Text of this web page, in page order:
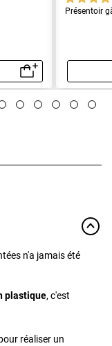
Présentoir
n'a jamais été
plastique, c'est
réaliser un